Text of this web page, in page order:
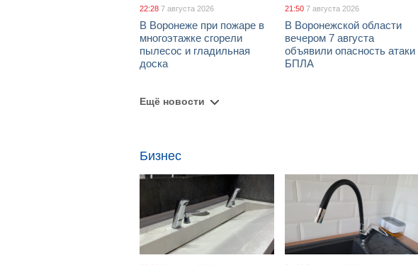
22:28 7 августа 2026
В Воронеже при пожаре в
многоэтажке сгорели
пылесос и гладильная
доска
21:50 7 августа 2026
В Воронежской области
вечером 7 августа
объявили опасность атаки
БПЛА
Ещё новости
Бизнес